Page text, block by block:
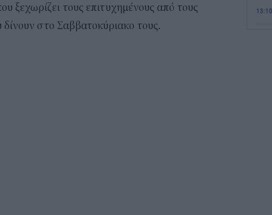
ξεχωρίζει τους επιτυχημένους από τους
δίνουν στο Σαββατοκύριακο τους.
13:10